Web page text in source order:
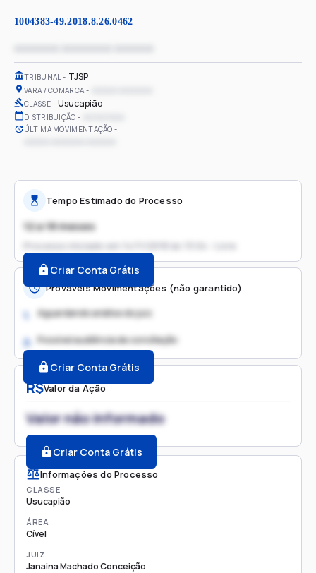
1004383-49.2018.8.26.0462
TRIBUNAL TJSP
VARA / COMARCA
CLASSE Usucapião
DISTRIBUIÇÃO
ÚLTIMA MOVIMENTAÇÃO
R$Valor da Ação
Valor não informado
Criar Conta Grátis
Informações do Processo
CLASSE
Usucapião
ÁREA
Cível
JUIZ
Janaina Machado Conceição
Tempo Estimado do Processo
12 a 18 meses
Processo iniciado em 14/11/2018 às 13:04 - Livre
Criar Conta Grátis
Prováveis Movimentações (não garantido)
1. Aguardando análise do juiz
2. Possível audiência de conciliação
Criar Conta Grátis